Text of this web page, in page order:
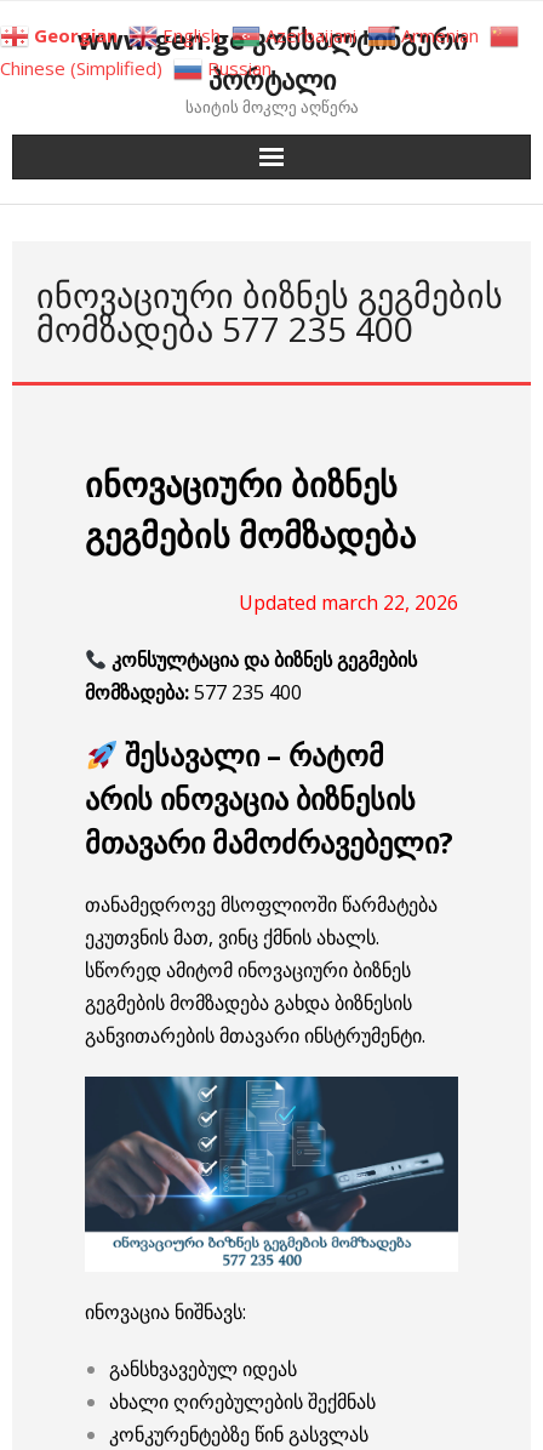
to
content
www.gen.ge კონსალტინგური
პორტალი
საიტის მოკლე აღწერა
ᲘᲜᲝᲕᲐᲪᲘᲣᲠᲘ ᲑᲘᲖᲜᲔᲡ ᲒᲔᲒᲛᲔᲑᲘᲡ
ᲛᲝᲛᲖᲐᲓᲔᲑᲐ 577 235 400
ინოვაციური ბიზნეს
გეგმების მომზადება
Updated march 22, 2026
კონსულტაცია და ბიზნეს გეგმების
მომზადება:577 235 400
შესავალი – რატომ
არის ინოვაცია ბიზნესის
მთავარი მამოძრავებელი?
თანამედროვე მსოფლიოში წარმატება
ეკუთვნის მათ, ვინც ქმნის ახალს.
სწორედ ამიტომ ინოვაციური ბიზნეს
გეგმების მომზადება გახდა ბიზნესის
განვითარების მთავარი ინსტრუმენტი.
ინოვაცია ნიშნავს:
განსხვავებულ იდეას
ახალი ღირებულების შექმნას
კონკურენტებზე წინ გასვლას
Georgian English Azerbaijani
Armenian
Chinese (Simplified)
Russian